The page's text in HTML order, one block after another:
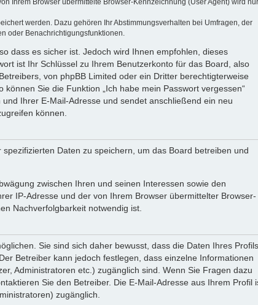
Ihrem Browser übermittelte Browser-Kennzeichnung (User Agent) wird nur
werden. Dazu gehören Ihr Abstimmungsverhalten bei Umfragen, der
oder Benachrichtigungsfunktionen.
dass es sicher ist. Jedoch wird Ihnen empfohlen, dieses
ist Ihr Schlüssel zu Ihrem Benutzerkonto für das Board, also
von phpBB Limited oder ein Dritter berechtigterweise
Sie die Funktion „Ich habe mein Passwort vergessen“
Ihrer E-Mail-Adresse und sendet anschließend ein neu
können.
Daten zu speichern, um das Board betreiben und
zwischen Ihren und seinen Interessen sowie den
IP-Adresse und der von Ihrem Browser übermittelter Browser-
Nachverfolgbarkeit notwendig ist.
Sie sind sich daher bewusst, dass die Daten Ihres Profils
Betreiber kann jedoch festlegen, dass einzelne Informationen
Administratoren etc.) zugänglich sind. Wenn Sie Fragen dazu
Sie den Betreiber. Die E-Mail-Adresse aus Ihrem Profil
zugänglich.